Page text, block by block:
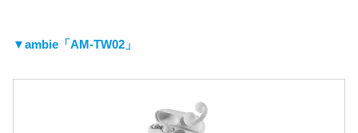
▼ambie「AM-TW02」